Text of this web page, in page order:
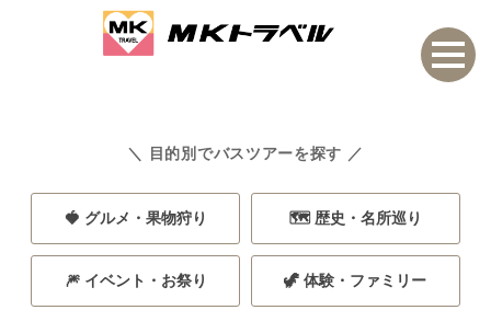
＼ 目的別でバスツアーを探す ／
🍓 グルメ・果物狩り 🗺️ 歴史・名所巡り
🎆 イベント・お祭り 🦖 体験・ファミリー